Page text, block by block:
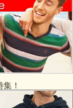
！